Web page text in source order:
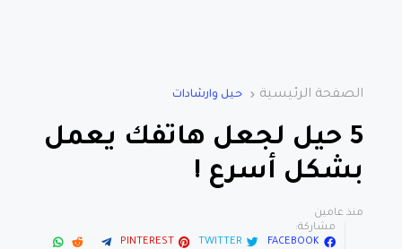
الصفحة الرئيسية حيل وارشادات
5 حيل لجعل هاتفك يعمل
بشكل أسرع !
منذ عامين
مشاركة:
FACEBOOK
TWITTER
PINTEREST